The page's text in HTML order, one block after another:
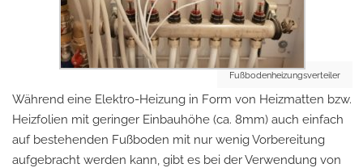
Fußbodenheizungsverteiler
Während eine Elektro-Heizung in Form von Heizmatten bzw.
Heizfolien mit geringer Einbauhöhe (ca. 8mm) auch einfach
auf bestehenden Fußboden mit nur wenig Vorbereitung
aufgebracht werden kann, gibt es bei der Verwendung von